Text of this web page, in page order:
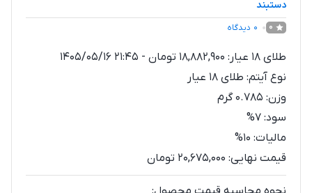
دستبند
0
0 دیدگاه
طلای 18 عیار: 18,882,900 تومان-
1405/05/16 21:45
نوع آیتم: طلای 18 عیار
وزن: 0.785 گرم
سود: 7%
مالیات: 10%
قیمت نهایی: 20,675,000 تومان